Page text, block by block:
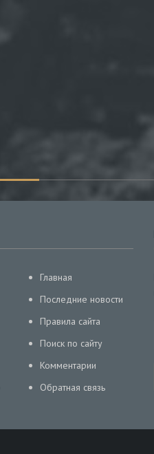
Главная
Последние новости
Правила сайта
Поиск по сайту
Комментарии
Обратная связь